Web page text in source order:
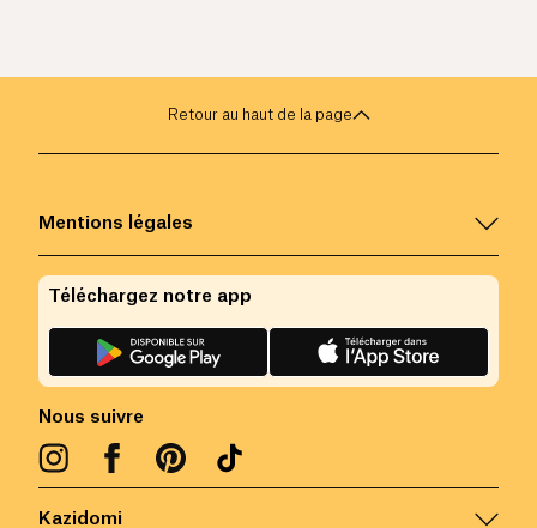
Retour au haut de la page
Kazidomi
Mentions légales
Nous suivre
Téléchargez notre app